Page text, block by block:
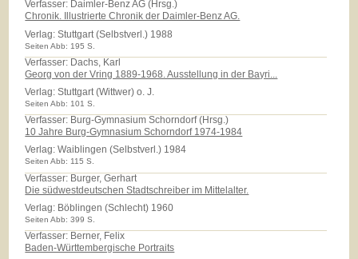
Verfasser: Daimler-Benz AG (Hrsg.)
Chronik. Illustrierte Chronik der Daimler-Benz AG.
Verlag:Stuttgart (Selbstverl.) 1988
Seiten Abb: 195 S.
Verfasser: Dachs, Karl
Georg von der Vring 1889-1968. Ausstellung in der Bayri...
Verlag:Stuttgart (Wittwer) o. J.
Seiten Abb: 101 S.
Verfasser: Burg-Gymnasium Schorndorf (Hrsg.)
10 Jahre Burg-Gymnasium Schorndorf 1974-1984
Verlag:Waiblingen (Selbstverl.) 1984
Seiten Abb: 115 S.
Verfasser: Burger, Gerhart
Die südwestdeutschen Stadtschreiber im Mittelalter.
Verlag: Böblingen (Schlecht) 1960
Seiten Abb: 399 S.
Verfasser: Berner, Felix
Baden-Württembergische Portraits